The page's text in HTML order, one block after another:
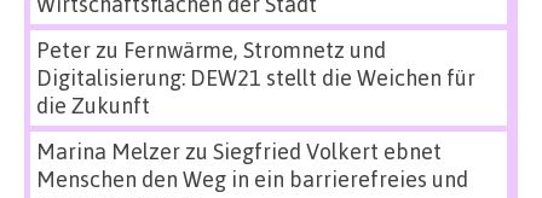
Peterzu Fernwärme, Stromnetz und
Digitalisierung: DEW21 stellt die Weichen für
die Zukunft
Marina Melzerzu Siegfried Volkert ebnet
Menschen den Weg in ein barrierefreies und